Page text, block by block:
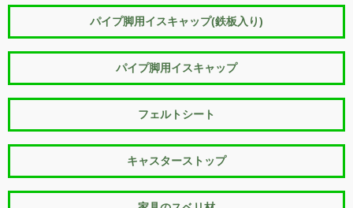
パイプ脚用イスキャップ(鉄板入り)
パイプ脚用イスキャップ
フェルトシート
キャスターストップ